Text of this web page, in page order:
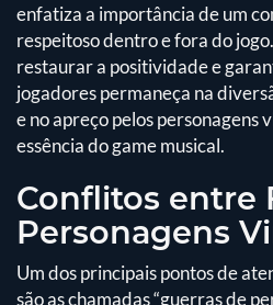
enfatiza a importância de um
respeitoso dentro e fora do
restaurar a positividade e
jogadores permaneça na
e no apreço pelos personagens
essência do game musical.
Conflitos entre
Personagens
Um dos principais pontos de
são as chamadas “guerras de